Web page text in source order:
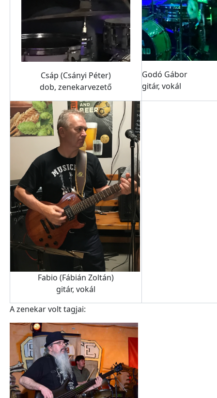
Csáp (Csányi Péter)
dob, zenekarvezető
Godó Gábor
gitár, vokál
Fabio (Fábián Zoltán)
gitár, vokál
A zenekar volt tagjai: